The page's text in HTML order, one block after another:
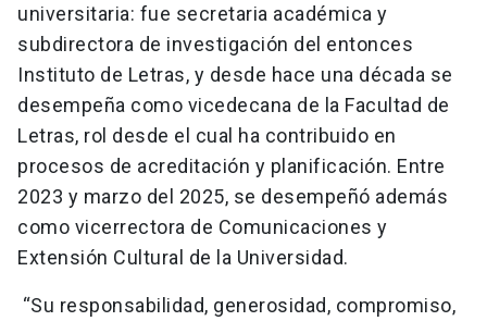
universitaria: fue secretaria académica y
subdirectora de investigación del entonces
Instituto de Letras, y desde hace una década se
desempeña como vicedecana de la Facultad de
Letras, rol desde el cual ha contribuido en
procesos de acreditación y planificación. Entre
2023 y marzo del 2025, se desempeñó además
como vicerrectora de Comunicaciones y
Extensión Cultural de la Universidad.
“Su responsabilidad, generosidad, compromiso,